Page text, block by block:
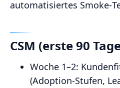
automatisiertes
CSM (erste 90
Woche 1–2:
(Adoption‑Stufen,